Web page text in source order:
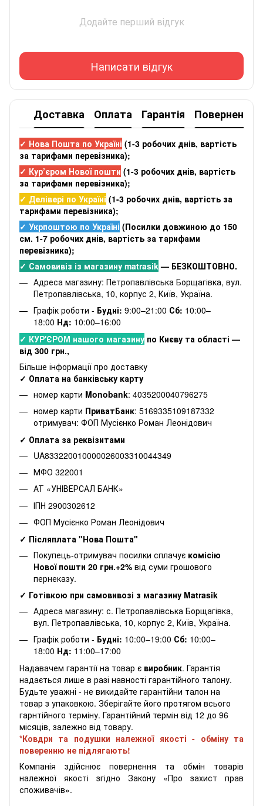
Додайте перший відгук
Написати відгук
Доставка Оплата Гарантія Повернення
✓ Нова Пошта по Україні (1-3 робочих днів, вартість
за тарифами перевізника);
✓ Кур’єром Нової пошти (1-3 робочих днів, вартість
за тарифами перевізника);
✓ Делівері по Україні (1-3 робочих днів, вартість за
тарифами перевізника);
✓ Укрпоштою по Україні (Посилки довжиною до 150
см. 1-7 робочих днів, вартість за тарифами
перевізника);
✓ Самовивіз із магазину matrasik— БЕЗКОШТОВНО.
Адреса магазину: Петропавлівська Борщагівка, вул.
Петропавлівська, 10, корпус 2, Київ, Україна.
Графік роботи - Будні: 9:00–21:00 Сб: 10:00–
18:00 Нд: 10:00–16:00
✓ КУР'ЄРОМ нашого магазину по Києву та області —
від 300 грн.,
Більше інформації про доставку
✓ Оплата на банківську карту
номер карти Monobank: 4035200040796275
номер карти ПриватБанк: 5169335109187332
отримувач: ФОП Мусієнко Роман Леонідович
✓ Оплата за реквізитами
UA833220010000026003310044349
МФО 322001
АТ «УНІВЕРСАЛ БАНК»
ІПН 2900302612
ФОП Мусієнко Роман Леонідович
✓ Післяплата "Нова Пошта"
Покупець-отримувач посилки сплачує комісію
Нової пошти 20 грн.+2% від суми грошового
пернеказу.
✓ Готівкою при самовивозі з магазину Matrasik
Адреса магазину: с. Петропавлівська Борщагівка,
вул. Петропавлівська, 10, корпус 2, Київ, Україна.
Графік роботи - Будні: 10:00–19:00 Сб: 10:00–
18:00 Нд: 11:00–17:00
Надавачем гарантії на товар є виробник. Гарантія
надається лише в разі навності гарантійного талону.
Будьте уважні - не викидайте гарантійни талон на
товар з упаковкою. Зберігайте його протягом всього
гарнтійного терміну. Гарантійний термін від 12 до 96
місяців, залежно від товару.
*Ковдри та подушки належної якості - обміну та
поверенню не підлягають!
Компанія здійснює повернення та обмін товарів
належної якості згідно Закону «Про захист прав
споживачів».